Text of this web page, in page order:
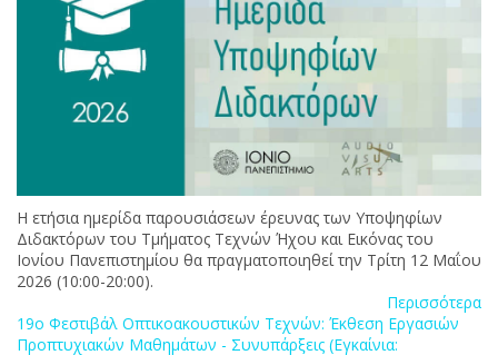
Η ετήσια ημερίδα παρουσιάσεων έρευνας των Υποψηφίων
Διδακτόρων του Τμήματος Τεχνών Ήχου και Εικόνας του
Ιονίου Πανεπιστημίου θα πραγματοποιηθεί την Τρίτη 12 Μαΐου
2026 (10:00-20:00).
Περισσότερα
19ο Φεστιβάλ Οπτικοακουστικών Τεχνών: Έκθεση Εργασιών
Προπτυχιακών Μαθημάτων - Συνυπάρξεις (Εγκαίνια: